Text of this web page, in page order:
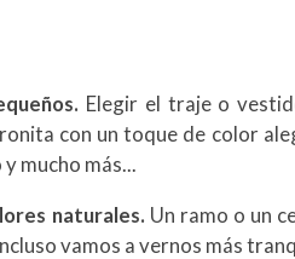
Elegir el traje o
con un toque de color
mucho más...
naturales. Un ramo o un
vamos a vernos más